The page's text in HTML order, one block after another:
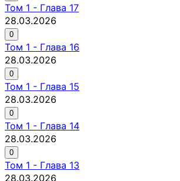
Том 1 - Глава 17
28.03.2026
0
Том 1 - Глава 16
28.03.2026
0
Том 1 - Глава 15
28.03.2026
0
Том 1 - Глава 14
28.03.2026
0
Том 1 - Глава 13
28.03.2026